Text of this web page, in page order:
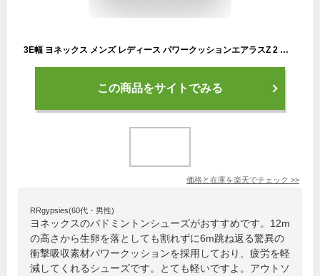
3E幅 ヨネックス メンズ レディース パワークッションエアラスZ 2 メン バドミントンシューズ ローカット ネイビー ブルー 青 オレンジ 送料無料 YONEX SHBAZ2M
この商品をサイトでみる
価格と在庫を楽天でチェック >>
RRgypsies(60代・男性)
ヨネックスのバドミントンシューズがおすすめです。12m
の高さから生卵を落としても割れずに6m跳ね返る驚異の
衝撃吸収素材パワークッションを採用しており、疲労を軽
減してくれるシューズです。とても軽いですよ。アウトソ